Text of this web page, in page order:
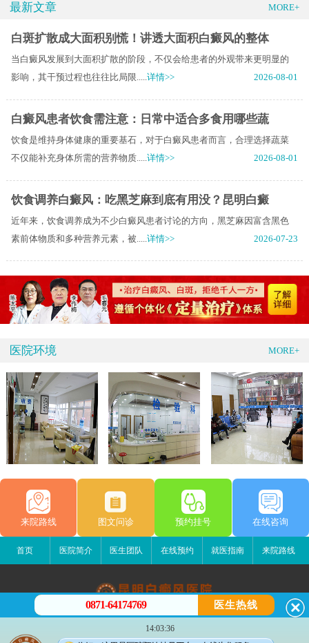
最新文章 MORE+
白斑扩散成大面积别慌！讲透大面积白癜风的整体
当白癜风发展到大面积扩散的阶段，不仅会给患者的外观带来更明显的
影响，其干预过程也往往比局限.....详情>> 2026-08-01
白癜风患者饮食需注意：日常中适合多食用哪些蔬
饮食是维持身体健康的重要基石，对于白癜风患者而言，合理选择蔬菜
不仅能补充身体所需的营养物质.....详情>> 2026-08-01
饮食调养白癜风：吃黑芝麻到底有用没？昆明白癜
近年来，饮食调养成为不少白癜风患者讨论的方向，黑芝麻因富含黑色
素前体物质和多种营养元素，被.....详情>> 2026-07-23
医院环境 MORE+
来院路线 图文问诊 预约挂号 在线咨询
首页 医院简介 医生团队 在线预约 就医指南 来院路线
昆明白癜风医院
昆明市五华区护国路2号
0871-64174769 医生热线
14:03:36